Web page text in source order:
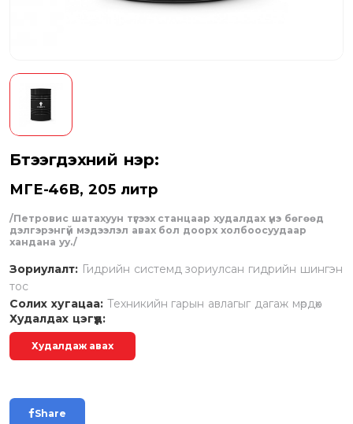
Бүтээгдэхүүний нэр:
МГЕ-46В, 205 литр
/Петровис шатахуун түгээх станцаар худалдах үнэ бөгөөд
дэлгэрэнгүй мэдээлэл авах бол доорх холбоосуудаар
хандана уу./
Зориулалт: Гидрийн системд зориулсан гидрийн шингэн
тос
Солих хугацаа: Техникийн гарын авлагыг дагаж мөрдөх
Худалдах цэгүүд:
Худалдаж авах
Share